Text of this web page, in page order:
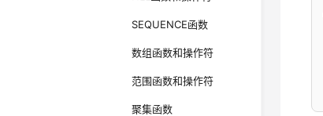
SEQUENCE函数
数组函数和操作符
范围函数和操作符
聚集函数